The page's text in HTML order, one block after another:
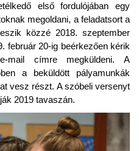
első fordulójában egy
megoldani, a feladatsort a
közzé 2018. szeptember
február 20-ig beérkezően kérik
címre megküldeni. A
a beküldött pályamunkák
vesz részt. A szóbeli versenyt
2019 tavaszán.